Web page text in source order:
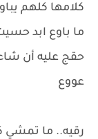
كلامها كلهم
ما باوع ابد
حقج عليه أن
عووع
رقيه.. ما تمشي